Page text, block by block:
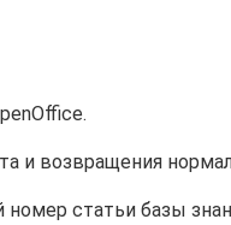
и возвращения
статьи базы